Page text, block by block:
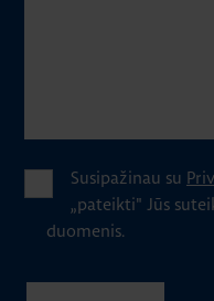
Susipažinau su
„pateikti" Jūs
duomenis.